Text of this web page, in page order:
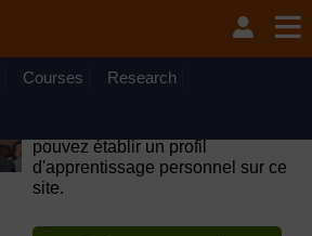
be unavailable on Wednesday 12
to 10.30am (GMT) due to routine
Courses Research
pouvez établir un profil
d'apprentissage personnel sur ce
site.